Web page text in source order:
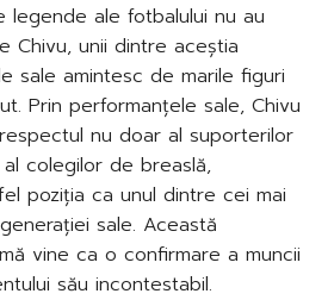
legende ale fotbalului nu au
Chivu, unii dintre aceștia
sale amintesc de marile figuri
Prin performanțele sale, Chivu
nu doar al suporterilor
colegilor de breaslă,
poziția ca unul dintre cei mai
sale. Această
vine ca o confirmare a muncii
său incontestabil.